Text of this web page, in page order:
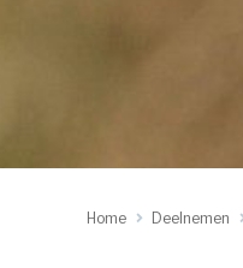
Home Deelnemen